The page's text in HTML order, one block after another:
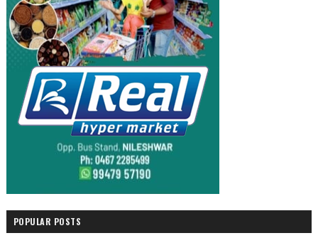
POPULAR POSTS